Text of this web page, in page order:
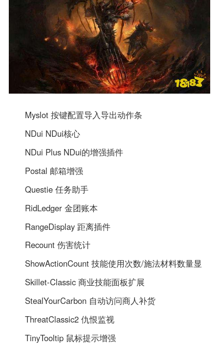
Myslot 按键配置导入导出动作条
NDui NDui核心
NDui Plus NDui的增强插件
Postal 邮箱增强
Questie 任务助手
RidLedger 金团账本
RangeDisplay 距离插件
Recount 伤害统计
ShowActionCount 技能使用次数/施法材料数量显
Skillet-Classic 商业技能面板扩展
StealYourCarbon 自动访问商人补货
ThreatClassic2 仇恨监视
TinyTooltip 鼠标提示增强